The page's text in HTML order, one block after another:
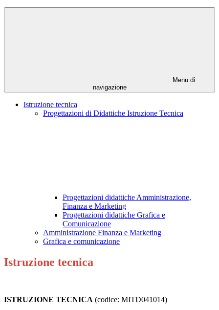
Menu di
navigazione
Istruzione tecnica
Progettazioni di Didattiche Istruzione Tecnica
Progettazioni didattiche Amministrazione,
Finanza e Marketing
Progettazioni didattiche Grafica e
Comunicazione
Amministrazione Finanza e Marketing
Grafica e comunicazione
Istruzione tecnica
ISTRUZIONE TECNICA (codice: MITD041014)